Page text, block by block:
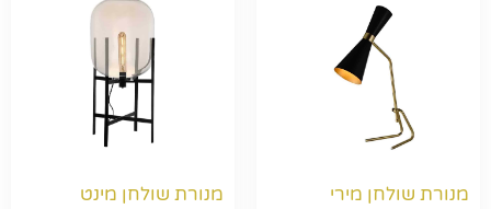
מנורת שולחן מירי מנורת שולחן מינט